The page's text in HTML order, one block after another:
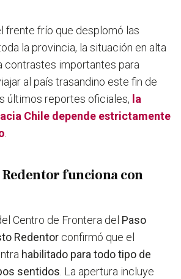
frente frío que desplomó las
la provincia, la situación en alta
contrastes importantes para
al país trasandino este fin de
últimos reportes oficiales, la
Chile depende estrictamente
Redentor funciona con
Centro de Frontera del Paso
Redentor confirmó que el
habilitado para todo tipo de
sentidos . La apertura incluye